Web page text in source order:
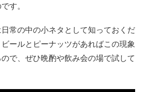
す。
常の中の小ネタとして知っておくだ
ールとピーナッツがあればこの現象
で、ぜひ晩酌や飲み会の場で試して